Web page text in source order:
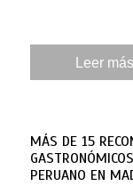
Leer más
MÁS DE 15
PERUANO EN